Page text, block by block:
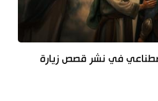
في نشر قصص زيارة